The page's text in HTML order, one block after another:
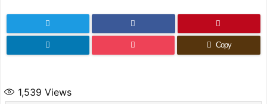
Copy
1,539 Views